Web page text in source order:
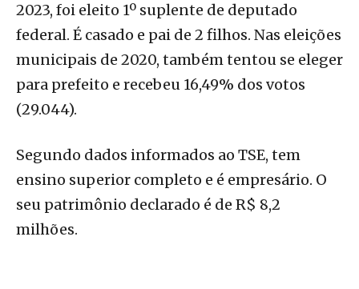
2023, foi eleito 1º suplente de deputado
federal. É casado e pai de 2 filhos. Nas eleições
municipais de 2020, também tentou se eleger
para prefeito e recebeu 16,49% dos votos
(29.044).
Segundo dados informados ao TSE, tem
ensino superior completo e é empresário. O
seu patrimônio declarado é de R$ 8,2
milhões.